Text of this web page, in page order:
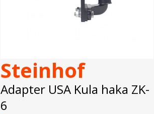
Steinhof
Adapter USA Kula haka ZK-
6